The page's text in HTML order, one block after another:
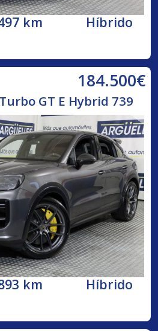
km Híbrido
184.500€
GT E Hybrid 739
km Híbrido